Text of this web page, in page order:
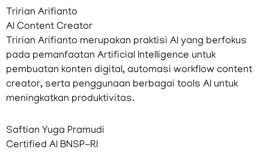
Tririan Arifianto
AI Content Creator
Tririan Arifianto merupakan praktisi AI yang berfokus
pada pemanfaatan Artificial Intelligence untuk
pembuatan konten digital, automasi workflow content
creator, serta penggunaan berbagai tools AI untuk
meningkatkan produktivitas.
Saftian Yuga Pramudi
Certified AI BNSP-RI